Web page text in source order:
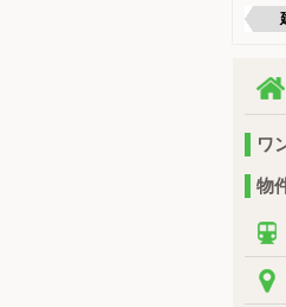
ワ
物